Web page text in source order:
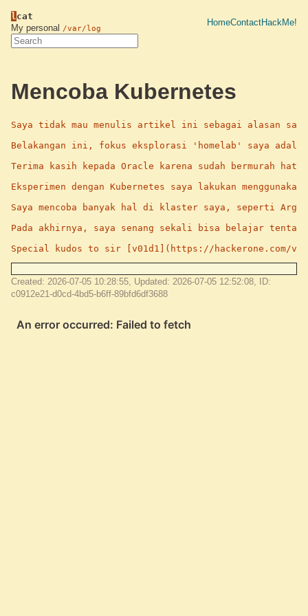
lcat
My personal /var/log
HomeContactHackMe!
Mencoba Kubernetes
Saya tidak mau menulis artikel ini sebagai alasan
Belakangan ini, fokus eksplorasi 'homelab' saya
Terima kasih kepada Oracle karena sudah bermurah
Eksperimen dengan Kubernetes saya lakukan
Saya mencoba banyak hal di klaster saya, seperti
Pada akhirnya, saya senang sekali bisa belajar
Special kudos to sir [v01d1](https://hackerone.com/
Created: 2026-07-05 10:28:55, Updated: 2026-07-05 12:52:08, ID:
c0912e21-d0cd-4bd5-b6ff-89bfd6df3688